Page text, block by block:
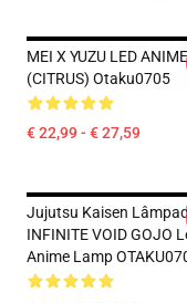
MEI X YUZU LED
(CITRUS) Otaku0705
€ 22,99 - € 27,59
Jujutsu Kaisen
INFINITE VOID GOJO
Anime Lamp